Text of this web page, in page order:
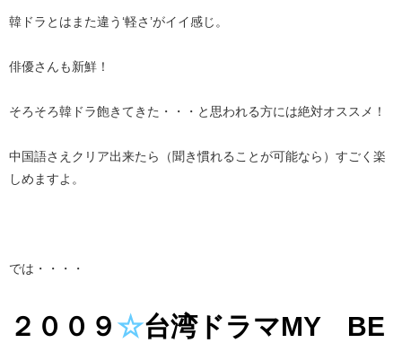
韓ドラとはまた違う‘軽さ’がイイ感じ。
俳優さんも新鮮！
そろそろ韓ドラ飽きてきた・・・と思われる方には絶対オススメ！
中国語さえクリア出来たら（聞き慣れることが可能なら）すごく楽
しめますよ。
では・・・・
２００９ ☆台湾ドラマMY BE